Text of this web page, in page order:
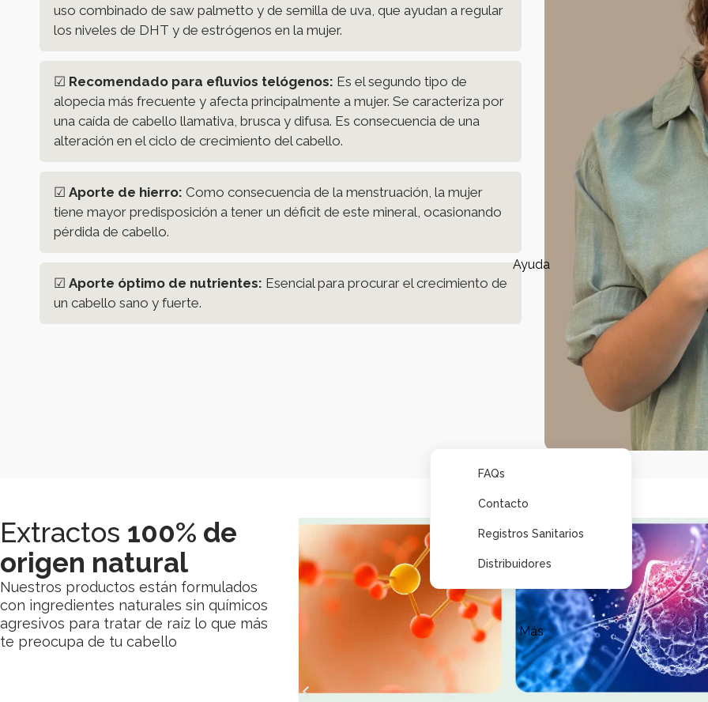
Ayuda
FAQs
Contacto
Registros Sanitarios
Distribuidores
Más
uso combinado de saw palmetto y de semilla de uva, que ayudan a regular
los niveles de DHT y de estrógenos en la mujer.
☑ Recomendado para efluvios telógenos: Es el segundo tipo de
alopecia más frecuente y afecta principalmente a mujer. Se caracteriza por
una caída de cabello llamativa, brusca y difusa. Es consecuencia de una
alteración en el ciclo de crecimiento del cabello.
☑ Aporte de hierro: Como consecuencia de la menstruación, la mujer
tiene mayor predisposición a tener un déficit de este mineral, ocasionando
pérdida de cabello.
☑ Aporte óptimo de nutrientes: Esencial para procurar el crecimiento de
un cabello sano y fuerte.
Extractos 100% de
origen natural
Nuestros productos están formulados
con ingredientes naturales sin químicos
agresivos para tratar de raíz lo que más
te preocupa de tu cabello